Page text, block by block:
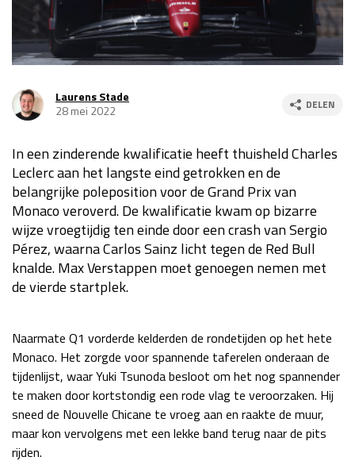
Race
za 13:00 - 15:00
Kwalificatie
za 23:00 - 00:00
Race
zo 21:00 - 23:00
GP MEXICO 2026 30 okt - 01 nov
Kwalificatie
za 22:00 - 23:00
Race
zo 21:00 - 23:00
Kwalificatie
za 19:00 - 20:00
Race
zo 18:00 - 20:00
LAS VEGAS GRAND PRIX 2026 20 - 22 nov
Kwalificatie
za 05:00 - 06:00
Race
zo 05:00 - 07:00
GP ABU DHABI 2026 04 - 06 dec
Laurens Stade
28 mei 2022
DELEN
In een zinderende kwalificatie heeft thuisheld Charles
Leclerc aan het langste eind getrokken en de
belangrijke poleposition voor de Grand Prix van
Monaco veroverd. De kwalificatie kwam op bizarre
wijze vroegtijdig ten einde door een crash van Sergio
Pérez, waarna Carlos Sainz licht tegen de Red Bull
knalde. Max Verstappen moet genoegen nemen met
de vierde startplek.
Naarmate Q1 vorderde kelderden de rondetijden op het hete
Monaco. Het zorgde voor spannende taferelen onderaan de
tijdenlijst, waar Yuki Tsunoda besloot om het nog spannender
te maken door kortstondig een rode vlag te veroorzaken. Hij
sneed de Nouvelle Chicane te vroeg aan en raakte de muur,
maar kon vervolgens met een lekke band terug naar de pits
rijden.